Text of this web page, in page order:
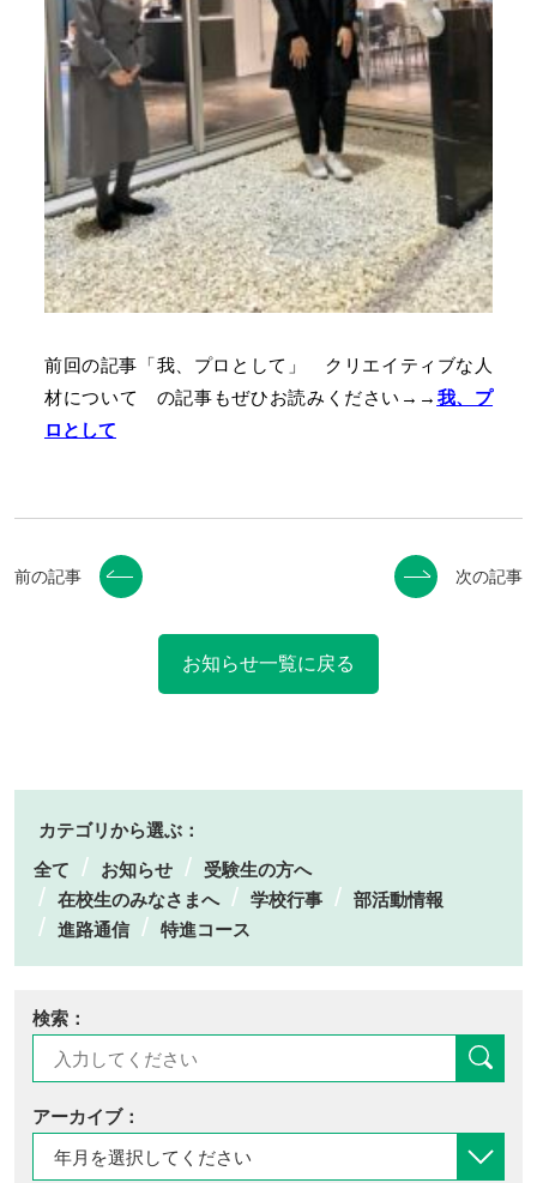
前回の記事「我、プロとして」 クリエイティブな人
材について の記事もぜひお読みください→→ 我、プ
ロとして
前の記事
お知らせ一覧に戻る
次の記事
カテゴリから選ぶ：
全て
お知らせ
受験生の方へ
在校生のみなさまへ
学校行事
部活動情報
進路通信
特進コース
検索：
アーカイブ：